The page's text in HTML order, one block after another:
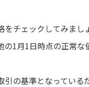
をチェックしてみまし
1月1日時点の正常
の基準となっている